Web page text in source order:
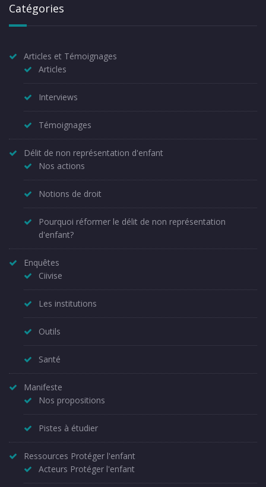
Catégories
Articles et Témoignages
Articles
Interviews
Témoignages
Délit de non représentation d'enfant
Nos actions
Notions de droit
Pourquoi réformer le délit de non représentation
d'enfant?
Enquêtes
Ciivise
Les institutions
Outils
Santé
Manifeste
Nos propositions
Pistes à étudier
Ressources Protéger l'enfant
Acteurs Protéger l'enfant